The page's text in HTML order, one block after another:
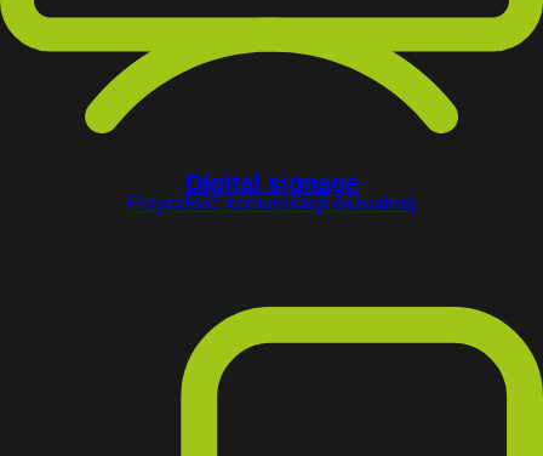
Digital signage
Przyszłość komunikacji wizualnej